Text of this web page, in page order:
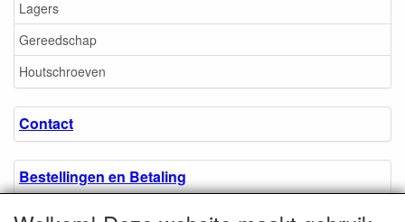
Lagers
Gereedschap
Houtschroeven
Contact
Bestellingen en Betaling